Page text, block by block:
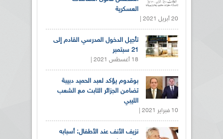
العسكرية
20 أبريل 2021 |
تأجيل الدخول المدرسي القادم إلى
21 سبتمبر
18 أغسطس 2021 |
بوقدوم يؤكد لعبد الحميد دبيبة
تضامن الجزائر الثابت مع الشعب
الليبي
10 فبراير 2021 |
نزيف الأنف عند الأطفال: أسبابه